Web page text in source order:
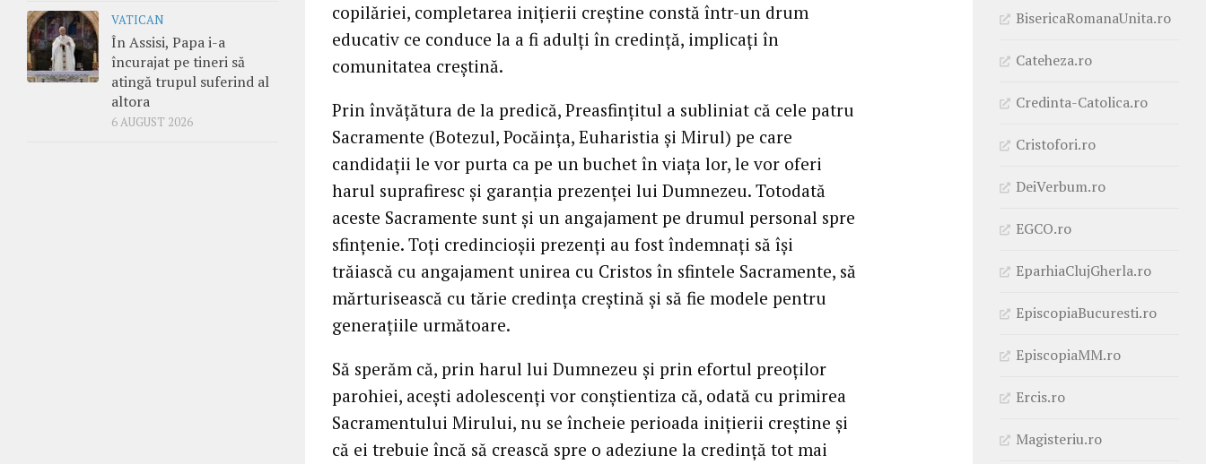
copilăriei, completarea iniţierii creştine constă într-un drum
educativ ce conduce la a fi adulţi în credinţă, implicaţi în
comunitatea creştină.
Prin învăţătura de la predică, Preasfinţitul a subliniat că cele patru
Sacramente (Botezul, Pocăinţa, Euharistia şi Mirul) pe care
candidaţii le vor purta ca pe un buchet în viaţa lor, le vor oferi
harul suprafiresc şi garanţia prezenţei lui Dumnezeu. Totodată
aceste Sacramente sunt şi un angajament pe drumul personal spre
sfinţenie. Toţi credincioşii prezenţi au fost îndemnaţi să îşi
trăiască cu angajament unirea cu Cristos în sfintele Sacramente, să
mărturisească cu tărie credinţa creştină şi să fie modele pentru
generaţiile următoare.
Să sperăm că, prin harul lui Dumnezeu şi prin efortul preoţilor
parohiei, aceşti adolescenţi vor conştientiza că, odată cu primirea
Sacramentului Mirului, nu se încheie perioada iniţierii creştine şi
că ei trebuie încă să crească spre o adeziune la credinţă tot mai
VATICAN
În Assisi, Papa i-a
încurajat pe tineri să
atingă trupul suferind al
altora
6 AUGUST 2026
BisericaRomanaUnita.ro
Cateheza.ro
Credinta-Catolica.ro
Cristofori.ro
DeiVerbum.ro
EGCO.ro
EparhiaClujGherla.ro
EpiscopiaBucuresti.ro
EpiscopiaMM.ro
Ercis.ro
Magisteriu.ro